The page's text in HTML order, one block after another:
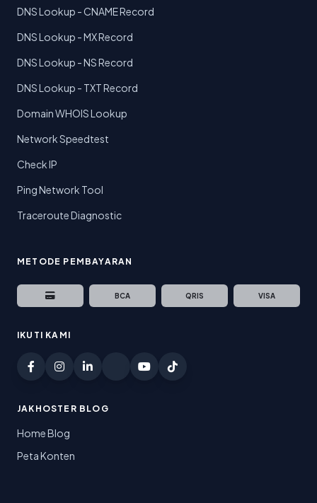
DNS Lookup - CNAME Record
DNS Lookup - MX Record
DNS Lookup - NS Record
DNS Lookup - TXT Record
Domain WHOIS Lookup
Network Speedtest
Check IP
Ping Network Tool
Traceroute Diagnostic
METODE PEMBAYARAN
BCA QRIS VISA
IKUTI KAMI
JAKHOSTER BLOG
Home Blog
Peta Konten